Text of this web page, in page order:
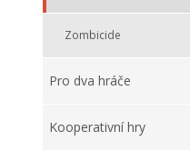
Zombicide
Pro dva hráče
Kooperativní hry